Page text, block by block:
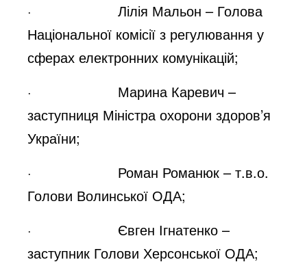
· Лілія Мальон – Голова
Національної комісії з регулювання у
сферах електронних комунікацій;
· Марина Каревич –
заступниця Міністра охорони здоров’я
України;
· Роман Романюк – т.в.о.
Голови Волинської ОДА;
· Євген Ігнатенко –
заступник Голови Херсонської ОДА;